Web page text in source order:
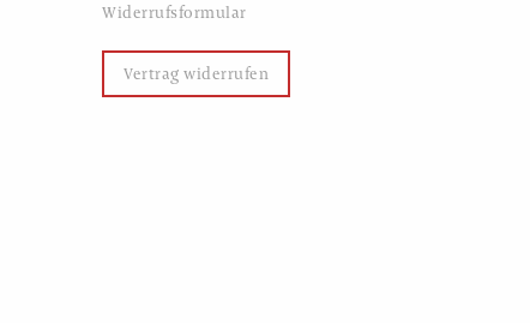
Widerrufsformular
Vertrag widerrufen